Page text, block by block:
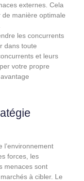
externes. Cela
de manière optimale
les concurrents
dans toute
et leurs
votre propre
l’environnement
forces, les
menaces sont
à cibler. Le